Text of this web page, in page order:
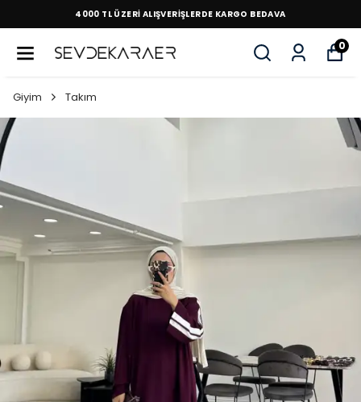
4000 TL ÜZERİ ALIŞVERİŞLERDE KARGO BEDAVA
0
Giyim Takım